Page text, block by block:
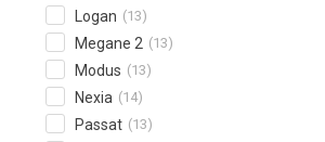
Logan (13)
Megane 2 (13)
Modus (13)
Nexia (14)
Passat (13)